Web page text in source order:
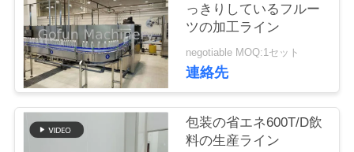
旅
っきりしているフルー
ツの加工ライン
negotiable MOQ:1セット
連絡先
包装の省エネ600T/D飲
料の生産ライン